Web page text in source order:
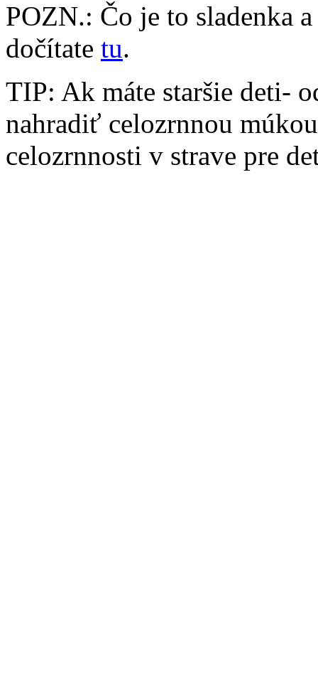
POZN.: Čo je to sladenka
dočítate tu.
TIP: Ak máte staršie deti-
nahradiť celozrnnou
celozrnnosti v strave pre